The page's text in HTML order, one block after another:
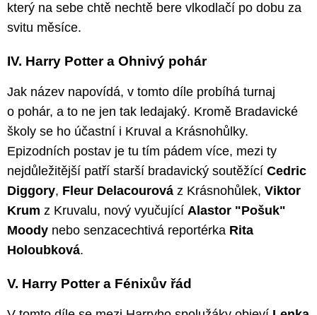
který na sebe chtě nechtě bere vlkodlačí po dobu za
svitu měsíce.
IV. Harry Potter a Ohnivý pohár
Jak název napovídá, v tomto díle probíhá turnaj
o pohár, a to ne jen tak ledajaký. Kromě Bradavické
školy se ho účastní i Kruval a Krásnohůlky.
Epizodních postav je tu tím pádem více, mezi ty
nejdůležitější patří starší bradavický soutěžící Cedric
Diggory, Fleur Delacourová z Krásnohůlek, Viktor
Krum z Kruvalu, nový vyučující Alastor "Pošuk"
Moody nebo senzacechtivá reportérka Rita
Holoubková.
V. Harry Potter a Fénixův řád